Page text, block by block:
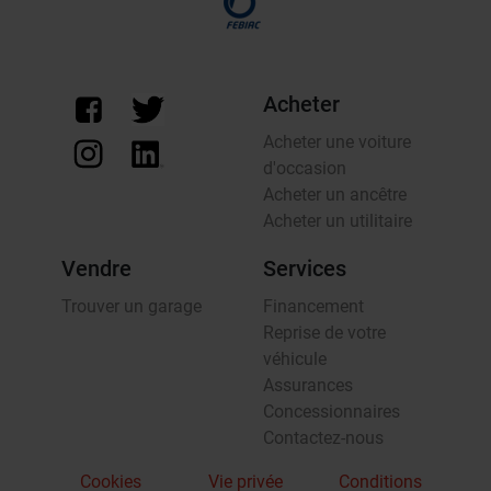
Acheter
Acheter une voiture
d'occasion
Acheter un ancêtre
Acheter un utilitaire
Vendre
Trouver un garage
Services
Financement
Reprise de votre
véhicule
Assurances
Concessionnaires
Contactez-nous
Cookies Vie privée Conditions